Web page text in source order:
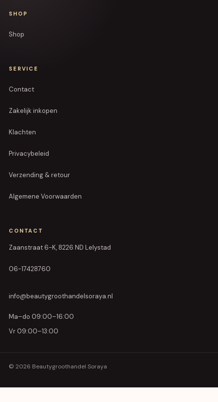
SHOP
Shop
SERVICE
Contact
Zakelijk inkopen
Klachten
Privacybeleid
Verzending & retour
Algemene Voorwaarden
CONTACT
Zaanstraat 6-K, 8226 ND Lelystad
06-17428760
info@beautygroothandelsoraya.nl
Ma–do 09:00–16:00
Vr 09:00–13:00
© 2026 Beautygroothandel Soraya